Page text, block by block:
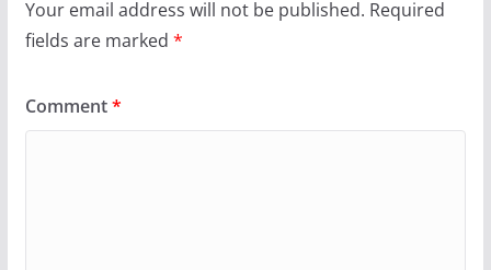
Your email address will not be published. Required
fields are marked *
Comment*